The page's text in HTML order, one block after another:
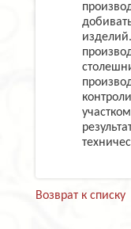
Возврат к списку